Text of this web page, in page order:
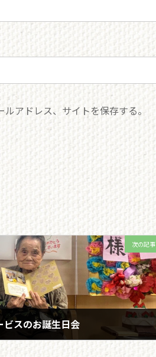
アドレス、サイトを保存する。
次の記事
ビスのお誕生日会